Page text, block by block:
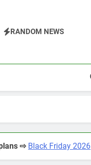
RANDOM NEWS
⇨ Black Friday 2026